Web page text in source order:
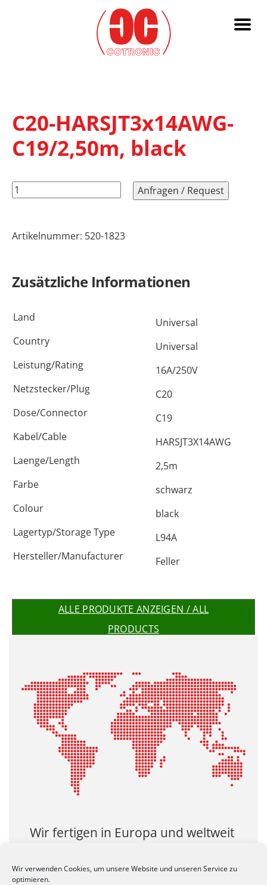
Wir verwenden Cookies, um unsere Website und unseren Service zu
optimieren.
C20-HARSJT3x14AWG-
C19/2,50m, black
C20-
black
Anfragen / Request
Artikelnummer: 520-1823
Zusätzliche Informationen
Land
Universal
Country
Universal
Leistung/Rating
16A/250V
Netzstecker/Plug
C20
Dose/Connector
C19
Kabel/Cable
HARSJT3X14AWG
Laenge/Length
2,5m
Farbe
schwarz
Colour
black
Lagertyp/Storage Type
L94A
Hersteller/Manufacturer
Feller
ALLE PRODUKTE ANZEIGEN / ALL
PRODUCTS
Wir fertigen in Europa und weltweit
wirtschlaftlichen Preisen.